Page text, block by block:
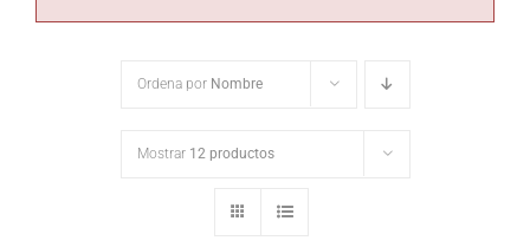
Ordena por Nombre
Mostrar 12 productos